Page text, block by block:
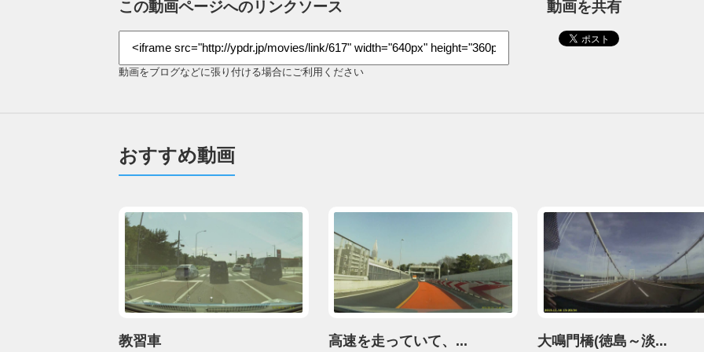
この動画ページへのリンクソース
動画をブログなどに張り付ける場合にご利用ください
動画を共有
おすすめ動画
教習車 高速を走っていて、... 大鳴門橋(徳島～淡...